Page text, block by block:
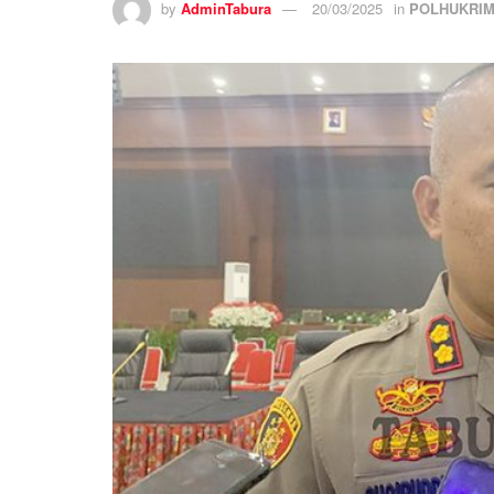
by AdminTabura 20/03/2025 in POLHUKRIM